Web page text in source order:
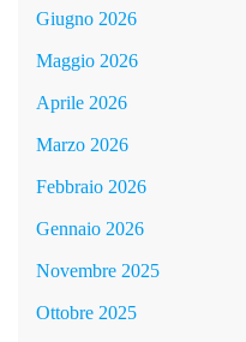
Giugno 2026
Maggio 2026
Aprile 2026
Marzo 2026
Febbraio 2026
Gennaio 2026
Novembre 2025
Ottobre 2025